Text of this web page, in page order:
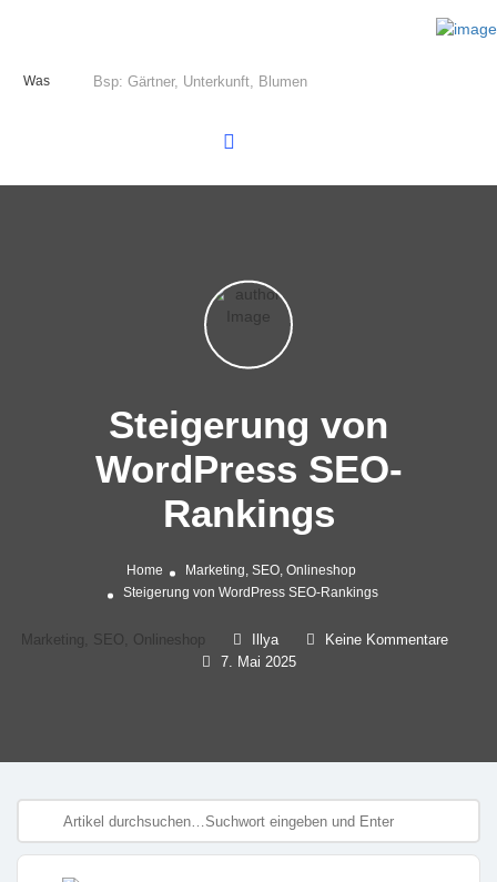
Was
Steigerung von
WordPress SEO-
Rankings
Home
Marketing, SEO, Onlineshop
Steigerung von WordPress SEO-Rankings
Marketing, SEO, Onlineshop Illya
Keine Kommentare
7. Mai 2025